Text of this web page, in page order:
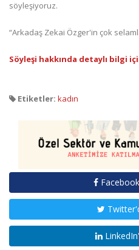
söyleşiyoruz.
“Arkadaş Zekai Özger'in çok
Söyleşi hakkında detaylı bilgi
Etiketler: kadın